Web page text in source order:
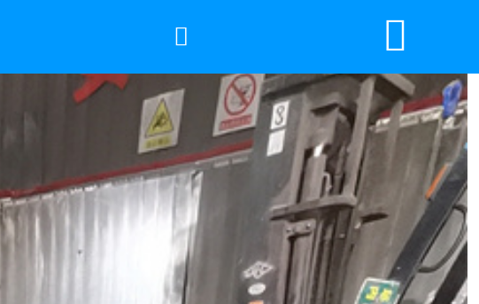
网站首页
产品中心
服务优势
新闻资讯
工程案例
厂容厂景
 